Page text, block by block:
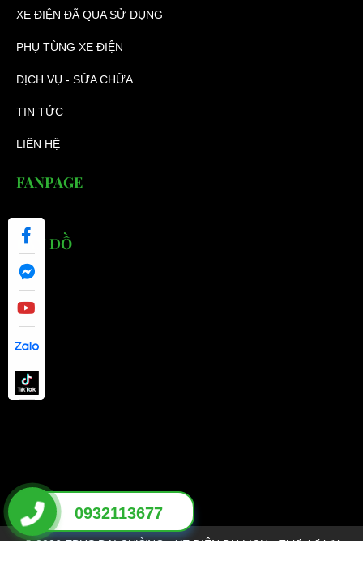
XE ĐIỆN ĐÃ QUA SỬ DỤNG
PHỤ TÙNG XE ĐIỆN
DỊCH VỤ - SỬA CHỮA
TIN TỨC
LIÊN HỆ
FANPAGE
BẢN ĐỒ
© 2026 EBUS ĐẠI CƯỜNG - XE ĐIỆN DU LỊCH - Thiết kế bởi
0932113677